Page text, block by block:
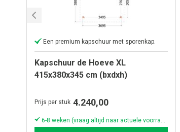
Een premium kapschuur met sporenkap.
Kapschuur de Hoeve XL
415x380x345 cm (bxdxh)
Prijs per stuk 4.240,00
6-8 weken (vraag altijd naar actuele voorraad & levertijd!)